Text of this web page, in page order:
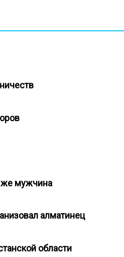
же мужчина
алматинец
области